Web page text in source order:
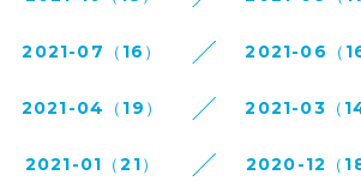
2021-07（16） 2021-06（16
2021-04（19） 2021-03（14
2021-01（21） 2020-12（18